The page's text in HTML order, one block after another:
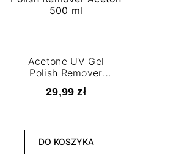
Acetone UV Gel
Polish Remover
Aceton 500 ml
29,99 zł
DO KOSZYKA